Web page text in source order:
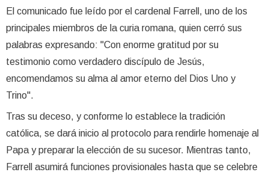
El comunicado fue leído por el cardenal Farrell, uno de los
principales miembros de la curia romana, quien cerró sus
palabras expresando: "Con enorme gratitud por su
testimonio como verdadero discípulo de Jesús,
encomendamos su alma al amor eterno del Dios Uno y
Trino".
Tras su deceso, y conforme lo establece la tradición
católica, se dará inicio al protocolo para rendirle homenaje al
Papa y preparar la elección de su sucesor. Mientras tanto,
Farrell asumirá funciones provisionales hasta que se celebre